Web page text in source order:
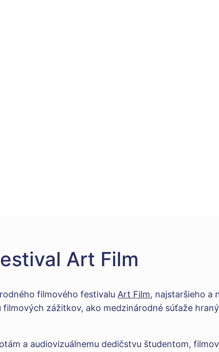
Art Film
filmového festivalu Art Film, najstaršieho a
filmových zážitkov, ako medzinárodné súťaže
a audiovizuálnemu dedičstvu študentom,